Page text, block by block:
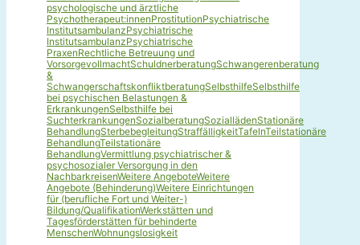
psychologische und ärztliche
Psychotherapeut:innenProstitutionPsychiatrische
InstitutsambulanzPsychiatrische
InstitutsambulanzPsychiatrische
PraxenRechtliche Betreuung und
VorsorgevollmachtSchuldnerberatungSchwangerenberatung
&
SchwangerschaftskonfliktberatungSelbsthilfeSelbsthilfe
bei psychischen Belastungen &
ErkrankungenSelbsthilfe bei
SuchterkrankungenSozialberatungSoziallädenStationäre
BehandlungSterbebegleitungStraffälligkeitTafelnTeilstationäre
BehandlungTeilstationäre
BehandlungVermittlung psychiatrischer &
psychosozialer Versorgung in den
NachbarkreisenWeitere AngeboteWeitere
Angebote (Behinderung)Weitere Einrichtungen
für (berufliche Fort und Weiter-)
Bildung/QualifikationWerkstätten und
Tagesförderstätten für behinderte
MenschenWohnungslosigkeit